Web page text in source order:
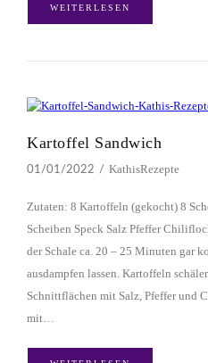
WEITERLESEN
Kartoffel Sandwich
01/01/2022 KathisRezepte
Zutaten: 8 Kartoffeln (gekocht) 8
Scheiben Speck Salz Pfeffer
der Schale ca. 20 – 25 Minuten gar
ausdampfen lassen. Kartoffeln
Schnittflächen mit Salz, Pfeffer und
mit…